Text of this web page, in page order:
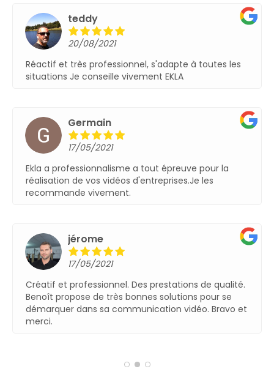
teddy
20/08/2021
Réactif et très professionnel, s'adapte à toutes les
situations Je conseille vivement EKLA
Germain
17/05/2021
Ekla a professionnalisme a tout épreuve pour la
réalisation de vos vidéos d'entreprises.Je les
recommande vivement.
jérome
17/05/2021
Créatif et professionnel. Des prestations de qualité.
Benoît propose de très bonnes solutions pour se
démarquer dans sa communication vidéo. Bravo et
merci.